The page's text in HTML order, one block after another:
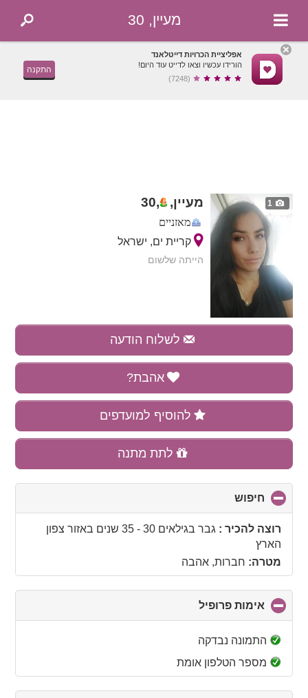
מעיין, 30
אפליציית הכרויות דייטלאנד
הורידו עכשיו וצאו לדייט עוד היום!
(7248)
התקנה
1 מעיין, ,
30
מאזניים
קריית ים, ישראל
הייתה שלשום
לשלוח הודעה
אהבת?
להוסיף למועדפים
לתת מתנה
חיפוש
to
collapseרוצה להכיר : גבר בגילאים 30 - 35 שנים באזור צפון
הארץ
מטרה: חברות, אהבה
אימות פרופיל
to
התמונה נבדקה
מספר הטלפון אומת